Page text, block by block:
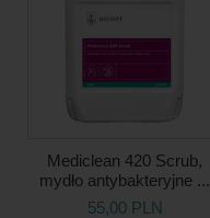
Mediclean 420 Scrub,
mydło antybakteryjne ...
55,00 PLN